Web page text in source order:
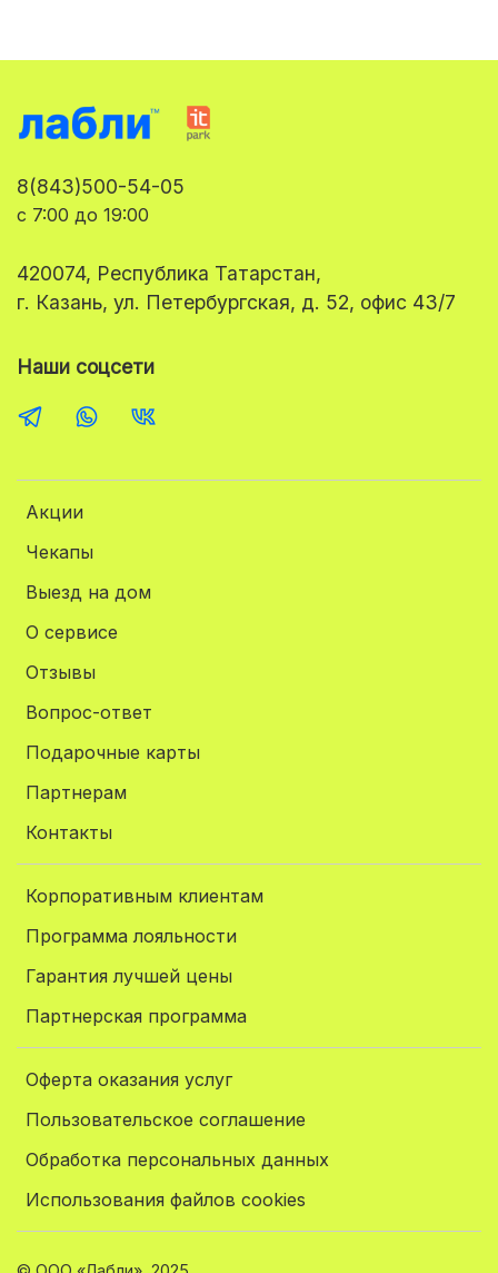
Акции
Чекапы
Выезд на дом
О сервисе
Отзывы
Вопрос-ответ
Подарочные карты
Партнерам
Контакты
Корпоративным клиентам
Программа лояльности
Гарантия лучшей цены
Партнерская программа
Оферта оказания услуг
Пользовательское соглашение
Обработка персональных данных
Использования файлов cookies
8(843)500-54-05
с 7:00 до 19:00
420074, Республика Татарстан,
г. Казань, ул. Петербургская, д. 52, офис 43/7
Наши соцсети